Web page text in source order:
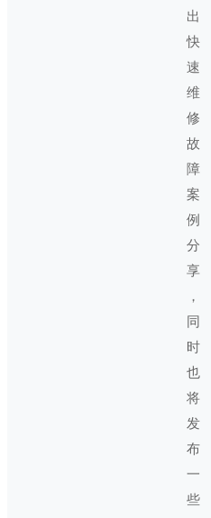
出
快
速
维
修
故
障
案
例
分
享
，
同
时
也
将
发
布
一
些